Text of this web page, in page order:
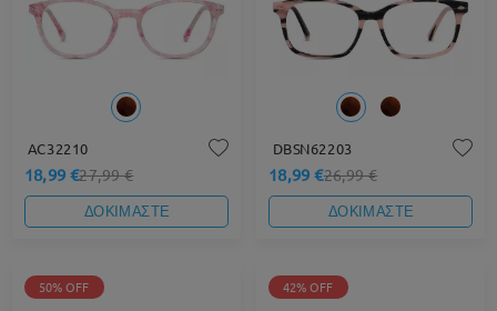
AC32210
18,99 €27,99 €
ΔΟΚΙΜΑΣΤΕ
DBSN62203
18,99 €26,99 €
ΔΟΚΙΜΑΣΤΕ
50% OFF 42% OFF